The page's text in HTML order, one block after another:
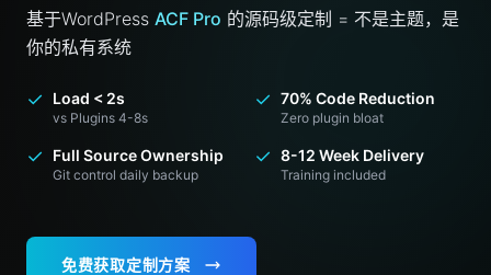
基于WordPress ACF Pro 的源码级定制 = 不是主题，是
你的私有系统
✓ Load < 2s
vs Plugins 4-8s
✓ 70% Code Reduction
Zero plugin bloat
✓ Full Source Ownership
Git control daily backup
✓ 8-12 Week Delivery
Training included
免费获取定制方案